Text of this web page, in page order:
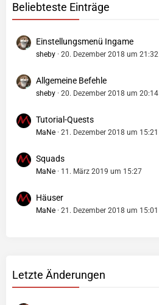
Beliebteste Einträge
Einstellungsmenü Ingame
sheby 20. Dezember 2018 um 21:32
Allgemeine Befehle
sheby 20. Dezember 2018 um 20:14
Tutorial-Quests
MaNe 21. Dezember 2018 um 15:21
Squads
MaNe 11. März 2019 um 15:27
Häuser
MaNe 21. Dezember 2018 um 15:01
Letzte Änderungen